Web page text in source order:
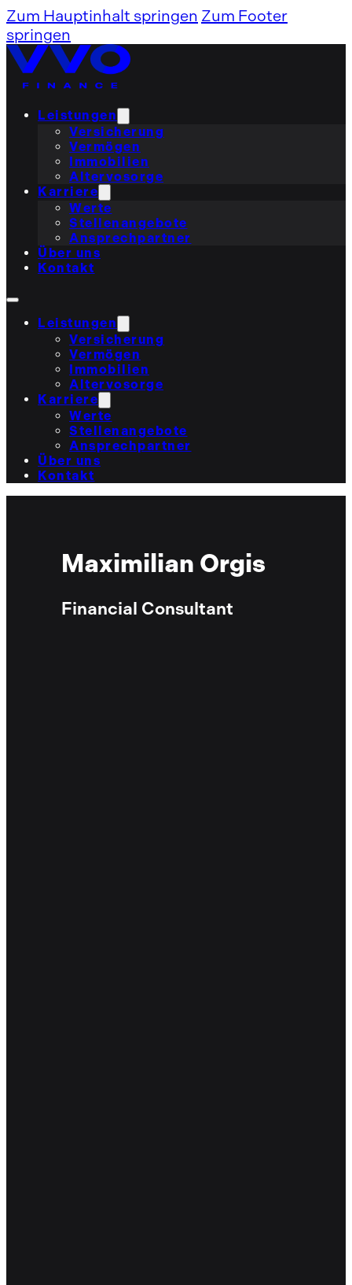
Zum Hauptinhalt springen Zum Footer
springen
Leistungen
Versicherung
Vermögen
Immobilien
Altervosorge
Karriere
Werte
Stellenangebote
Ansprechpartner
Über uns
Kontakt
Leistungen
Versicherung
Vermögen
Immobilien
Altervosorge
Karriere
Werte
Stellenangebote
Ansprechpartner
Über uns
Kontakt
Maximilian Orgis
Financial Consultant